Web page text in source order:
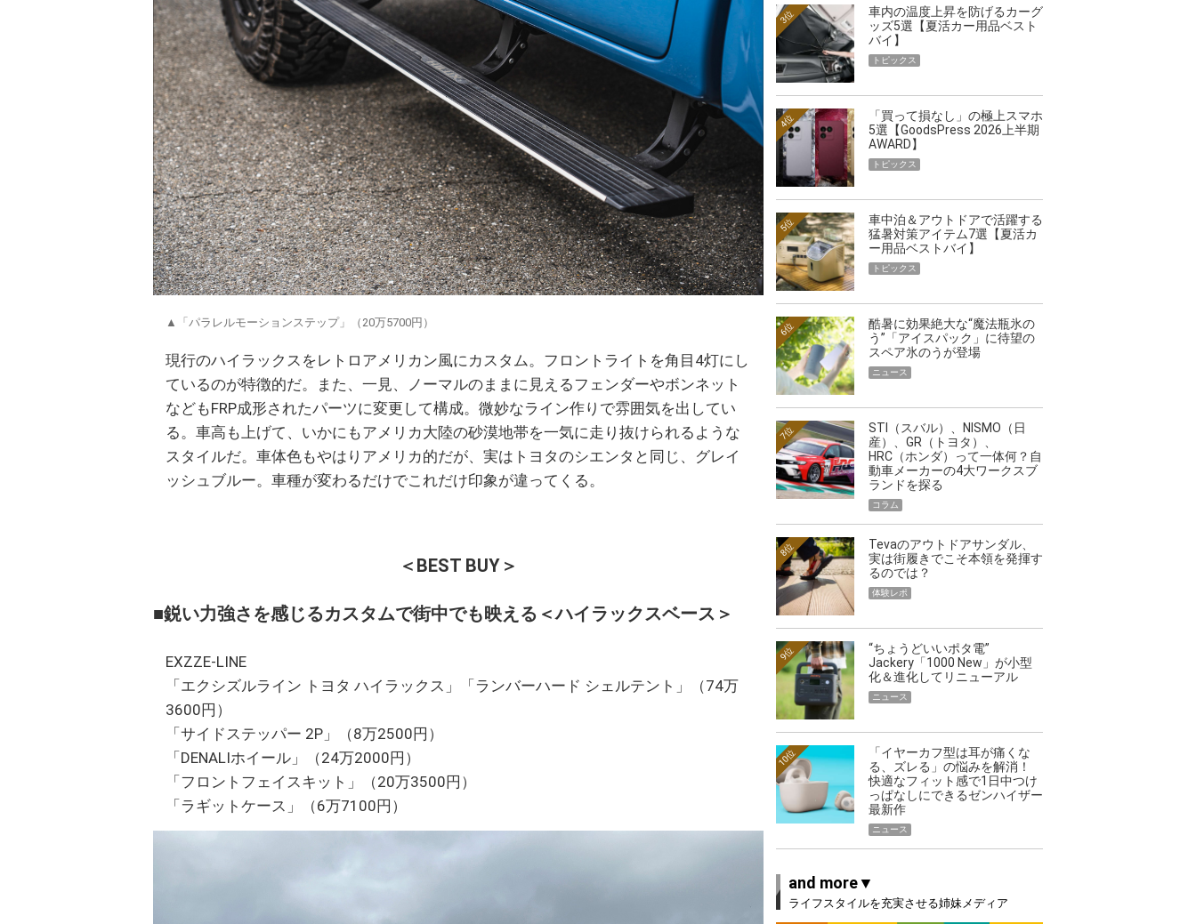
▲「パラレルモーションステップ」（20万5700円）
現行のハイラックスをレトロアメリカン風にカスタム。フロントライトを角目4灯にし
ているのが特徴的だ。また、一見、ノーマルのままに見えるフェンダーやボンネット
などもFRP成形されたパーツに変更して構成。微妙なライン作りで雰囲気を出してい
る。車高も上げて、いかにもアメリカ大陸の砂漠地帯を一気に走り抜けられるような
スタイルだ。車体色もやはりアメリカ的だが、実はトヨタのシエンタと同じ、グレイ
ッシュブルー。車種が変わるだけでこれだけ印象が違ってくる。
＜BEST BUY＞
■鋭い力強さを感じるカスタムで街中でも映える＜ハイラックスベース＞
EXZZE-LINE
「エクシズルライン トヨタ ハイラックス」「ランバーハード シェルテント」（74万
3600円）
「サイドステッパー 2P」（8万2500円）
「DENALIホイール」（24万2000円）
「フロントフェイスキット」（20万3500円）
「ラギットケース」（6万7100円）
車内の温度上昇を防げるカーグ
ッズ5選【夏活カー用品ベスト
バイ】
3位
トピックス
「買って損なし」の極上スマホ
5選【GoodsPress 2026上半期
AWARD】
4位
トピックス
車中泊＆アウトドアで活躍する
猛暑対策アイテム7選【夏活カ
ー用品ベストバイ】
5位
トピックス
酷暑に効果絶大な“魔法瓶氷の
う”「アイスパック」に待望の
スペア氷のうが登場
6位
ニュース
STI（スバル）、NISMO（日
産）、GR（トヨタ）、
HRC（ホンダ）って一体何？自
動車メーカーの4大ワークスブ
ランドを探る
7位
コラム
Tevaのアウトドアサンダル、
実は街履きでこそ本領を発揮す
るのでは？
8位
体験レポ
“ちょうどいいポタ電”
Jackery「1000 New」が小型
化＆進化してリニューアル
9位
ニュース
「イヤーカフ型は耳が痛くな
る、ズレる」の悩みを解消！
快適なフィット感で1日中つけ
っぱなしにできるゼンハイザー
最新作
10位
ニュース
and more▼
ライフスタイルを充実させる姉妹メディア